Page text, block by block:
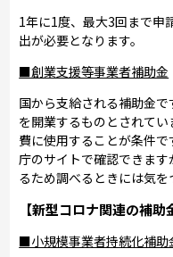
1年に1度、最大3回まで申
出が必要となります。
■創業支援等事業者補助金
国から支給される補助金
を開業するものとされて
費に使用することが条件
庁のサイトで確認できま
るため調べるときには気を
【新型コロナ関連の補助
■小規模事業者持続化補助